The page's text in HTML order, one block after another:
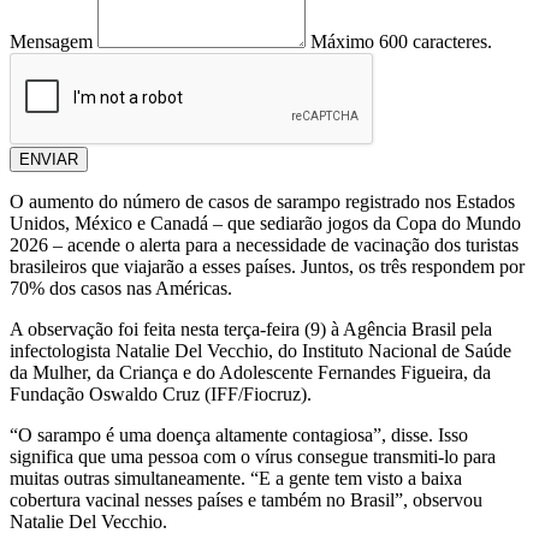
Mensagem Máximo 600 caracteres.
ENVIAR
O aumento do número de casos de sarampo registrado nos Estados
Unidos, México e Canadá – que sediarão jogos da Copa do Mundo
2026 – acende o alerta para a necessidade de vacinação dos turistas
brasileiros que viajarão a esses países. Juntos, os três respondem por
70% dos casos nas Américas.
A observação foi feita nesta terça-feira (9) à Agência Brasil pela
infectologista Natalie Del Vecchio, do Instituto Nacional de Saúde
da Mulher, da Criança e do Adolescente Fernandes Figueira, da
Fundação Oswaldo Cruz (IFF/Fiocruz).
“O sarampo é uma doença altamente contagiosa”, disse. Isso
significa que uma pessoa com o vírus consegue transmiti-lo para
muitas outras simultaneamente. “E a gente tem visto a baixa
cobertura vacinal nesses países e também no Brasil”, observou
Natalie Del Vecchio.